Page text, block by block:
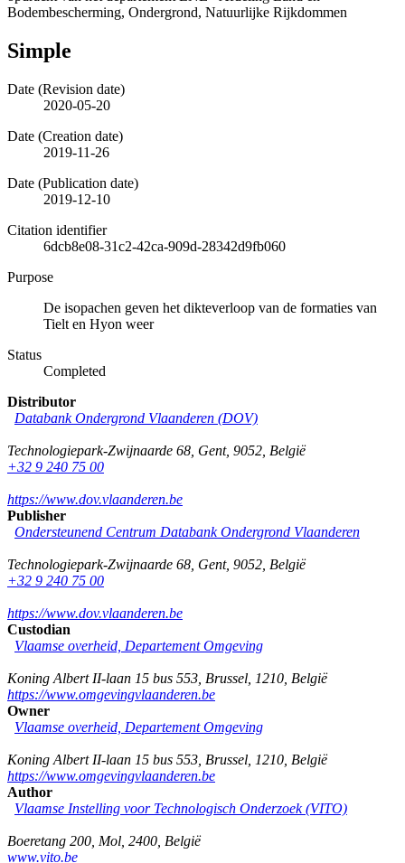
Bodembescherming, Ondergrond, Natuurlijke Rijkdommen
Simple
Date (Revision date)
2020-05-20
Date (Creation date)
2019-11-26
Date (Publication date)
2019-12-10
Citation identifier
6dcb8e08-31c2-42ca-909d-28342d9fb060
Purpose
De isopachen geven het dikteverloop van de formaties van
Tielt en Hyon weer
Status
Completed
Distributor
Databank Ondergrond Vlaanderen (DOV)
Technologiepark-Zwijnaarde 68 Gent, 9052 België
+32 9 240 75 00
https://www.dov.vlaanderen.be
Publisher
Ondersteunend Centrum Databank Ondergrond Vlaanderen
Technologiepark-Zwijnaarde 68 Gent, 9052 België
+32 9 240 75 00
https://www.dov.vlaanderen.be
Custodian
Vlaamse overheid, Departement Omgeving
Koning Albert II-laan 15 bus 553 Brussel 1210 België
https://www.omgevingvlaanderen.be
Owner
Vlaamse overheid, Departement Omgeving
Koning Albert II-laan 15 bus 553 Brussel 1210 België
https://www.omgevingvlaanderen.be
Author
Vlaamse Instelling voor Technologisch Onderzoek (VITO)
Boeretang 200 Mol 2400 België
www.vito.be